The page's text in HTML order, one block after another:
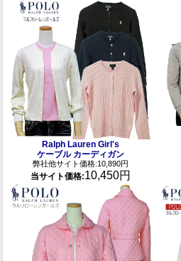
Ralph Lauren Girl's
ケーブル カーディガン
弊社他サイト価格:10,890円
当サイト価格:10,450円